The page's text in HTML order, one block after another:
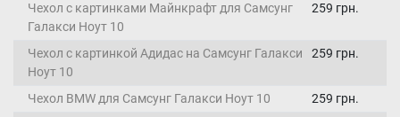
Чехол с картинками Майнкрафт для Самсунг
Галакси Ноут 10
259 грн.
Чехол с картинкой Адидас на Самсунг Галакси
Ноут 10
259 грн.
Чехол BMW для Самсунг Галакси Ноут 10
259 грн.